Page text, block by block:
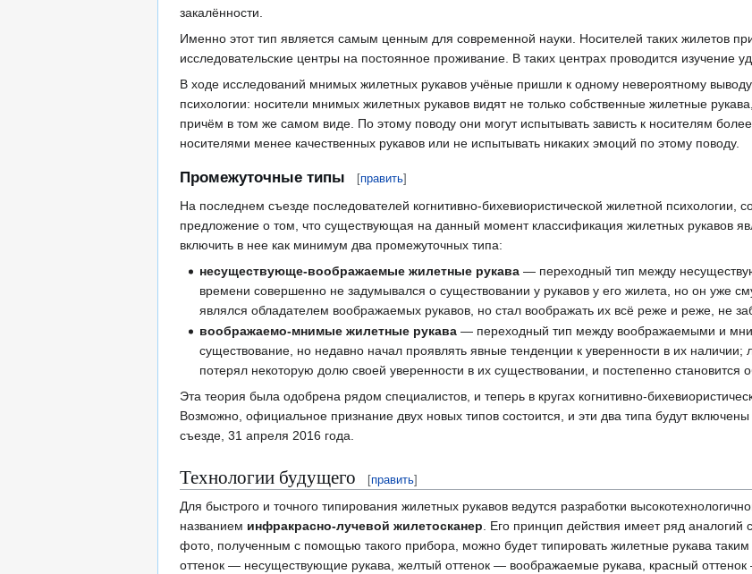
закалённости.
Именно этот тип является самым ценным для современной науки. Носителей таких жилетов
исследовательские центры на постоянное проживание. В таких центрах проводится изучение
В ходе исследований мнимых жилетных рукавов учёные пришли к одному невероятному
психологии: носители мнимых жилетных рукавов видят не только собственные жилетные
причём в том же самом виде. По этому поводу они могут испытывать зависть к носителям
носителями менее качественных рукавов или не испытывать никаких эмоций по этому поводу.
Промежуточные типы [править]
На последнем съезде последователей когнитивно-бихевиористической жилетной психологии,
предложение о том, что существующая на данный момент классификация жилетных рукавов
включить в нее как минимум два промежуточных типа:
несуществующе-воображаемые жилетные рукава — переходный тип между
времени совершенно не задумывался о существовании у рукавов у его жилета, но он уже
являлся обладателем воображаемых рукавов, но стал воображать их всё реже и реже, не
воображаемо-мнимые жилетные рукава — переходный тип между воображаемыми и
существование, но недавно начал проявлять явные тенденции к уверенности в их
потерял некоторую долю своей уверенности в их существовании, и постепенно
Эта теория была одобрена рядом специалистов, и теперь в кругах когнитивно-
Возможно, официальное признание двух новых типов состоится, и эти два типа будут
съезде, 31 апреля 2016 года.
Технологии будущего [править]
Для быстрого и точного типирования жилетных рукавов ведутся разработки
названием инфракрасно-лучевой жилетосканер. Его принцип действия имеет ряд аналогий
фото, полученным с помощью такого прибора, можно будет типировать жилетные рукава
оттенок — несуществующие рукава, желтый оттенок — воображаемые рукава, красный